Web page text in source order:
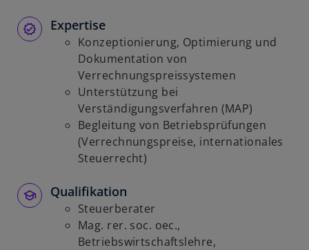
e
ö
f
f
n
e
t
Expertise
Konzeptionierung, Optimierung und
Dokumentation von
Verrechnungspreissystemen
Unterstützung bei
Verständigungsverfahren (MAP)
Begleitung von Betriebsprüfungen
(Verrechnungspreise, internationales
Steuerrecht)
Qualifikation
Steuerberater
Mag. rer. soc. oec.,
Betriebswirtschaftslehre,